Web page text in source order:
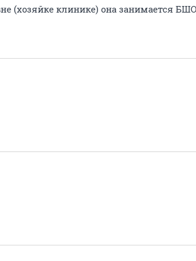
(хозяйке клинике) она занимается